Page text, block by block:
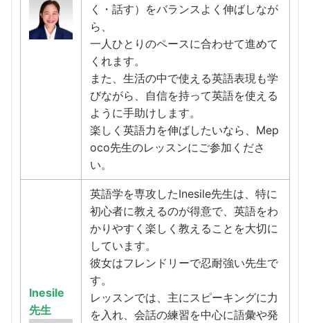
く・話す）をバランスよく伸ばしなが
ら、
一人ひとりのペースに合わせて進めて
くれます。
また、生活の中で使える英語表現も学
びながら、自信を持って英語を使える
ように手助けします。
楽しく英語力を伸ばしたいなら、Mep
oco先生のレッスンにご参加くださ
い。
Inesile
先生
英語学を専攻したInesile先生は、特に
初心者に教えるのが得意で、英語をわ
かりやすく楽しく教えることを大切に
しています。
彼女はフレンドリーで忍耐強い先生で
す。
レッスンでは、主にスピーキングに力
を入れ、会話の練習を中心に語彙や発